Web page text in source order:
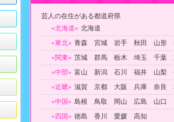
芸人の在住がある都道府県
«北海道» 北海道
«東北» 青森 宮城 岩手 秋田 山形
«関東» 茨城 群馬 栃木 埼玉 千葉
«中部» 富山 新潟 石川 福井 山梨
«近畿» 滋賀 京都 大阪 兵庫 奈良
«中国» 島根 鳥取 岡山 広島 山口
«四国» 徳島 香川 愛媛 高知